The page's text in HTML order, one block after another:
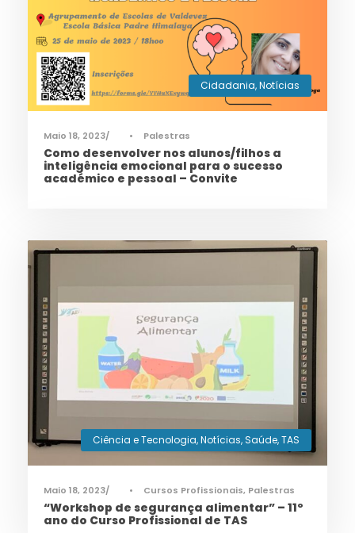
Cidadania,Notícias
Maio 18, 2023 • Palestras
Como desenvolver nos alunos/filhos a
inteligência emocional para o sucesso
académico e pessoal – Convite
Ciência e Tecnologia,Notícias,Saúde,TAS
Maio 18, 2023 • Cursos Profissionais, Palestras
“Workshop de segurança alimentar” – 11º
ano do Curso Profissional de TAS